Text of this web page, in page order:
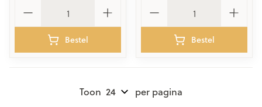
Bestel Bestel
Toon per pagina